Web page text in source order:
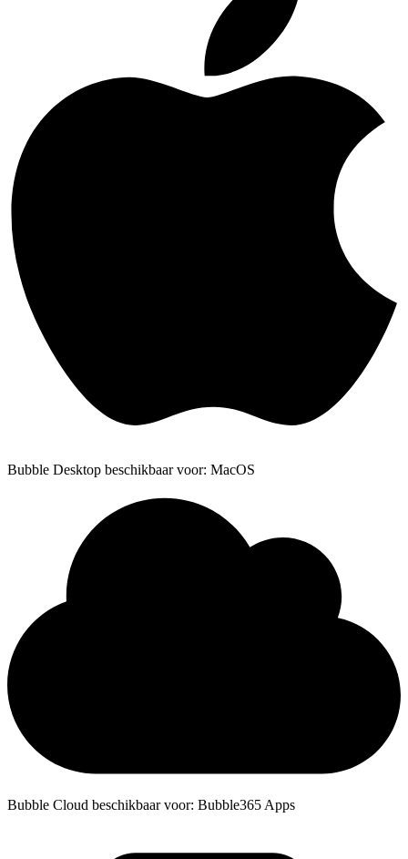
Bubble Desktop beschikbaar voor: MacOS
Bubble Cloud beschikbaar voor: Bubble365 Apps